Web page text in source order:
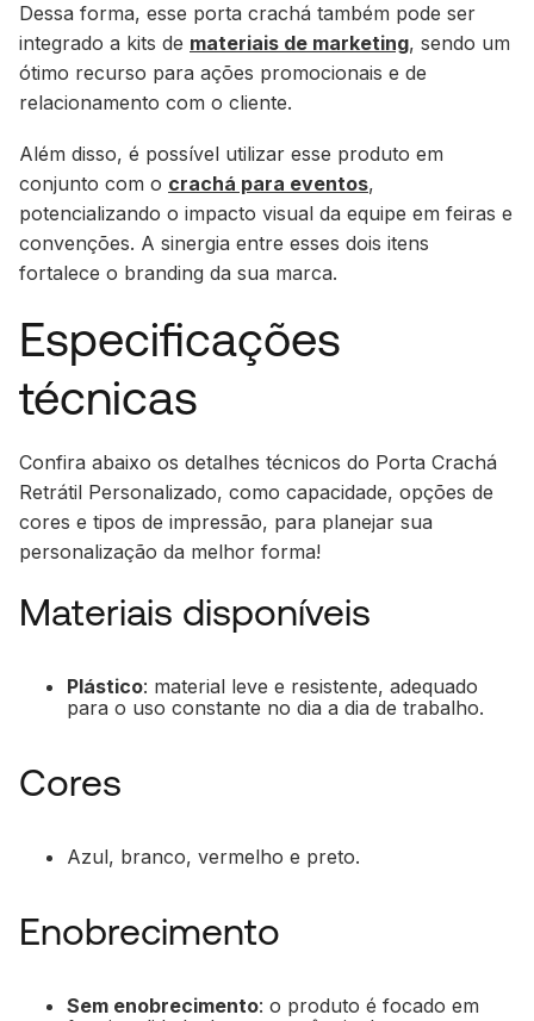
Dessa forma, esse porta crachá também pode ser
integrado a kits de materiais de marketing, sendo um
ótimo recurso para ações promocionais e de
relacionamento com o cliente.
Além disso, é possível utilizar esse produto em
conjunto com o crachá para eventos,
potencializando o impacto visual da equipe em feiras e
convenções. A sinergia entre esses dois itens
fortalece o branding da sua marca.
Especificações
técnicas
Confira abaixo os detalhes técnicos do Porta Crachá
Retrátil Personalizado, como capacidade, opções de
cores e tipos de impressão, para planejar sua
personalização da melhor forma!
Materiais disponíveis
Plástico: material leve e resistente, adequado
para o uso constante no dia a dia de trabalho.
Cores
Azul, branco, vermelho e preto.
Enobrecimento
Sem enobrecimento: o produto é focado em